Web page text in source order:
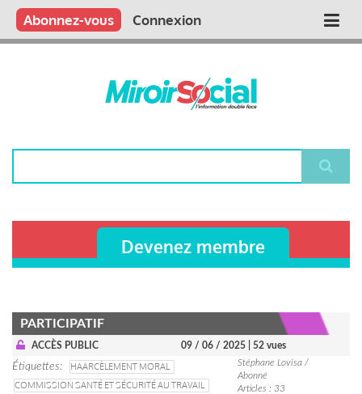
Aller
contenu
Main
Qui sommes nous ?
Vous publiez
Nous publions
Contactez-nous
Abonnez-vous Connexion
Devenez membre
PARTICIPATIF
ACCÈS PUBLIC 09 / 06 / 2025 | 52 vues
Étiquettes
HAARCÈLEMENT MORAL
COMMISSION SANTÉ ET SÉCURITÉ AU TRAVAIL
Stéphane Lovisa /
Abonné
Articles : 33